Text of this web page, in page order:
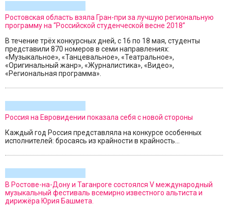
Ростовская область взяла Гран-при за лучшую региональную
программу на “Российской студенческой весне 2018”
В течение трёх конкурсных дней, с 16 по 18 мая, студенты
представили 870 номеров в семи направлениях:
«Музыкальное», «Танцевальное», «Театральное»,
«Оригинальный жанр», «Журналистика», «Видео»,
«Региональная программа».
Россия на Евровидении показала себя с новой стороны
Каждый год Россия представляла на конкурсе особенных
исполнителей: бросаясь из крайности в крайность...
В Ростове-на-Дону и Таганроге состоялся V международный
музыкальный фестиваль всемирно известного альтиста и
дирижёра Юрия Башмета.